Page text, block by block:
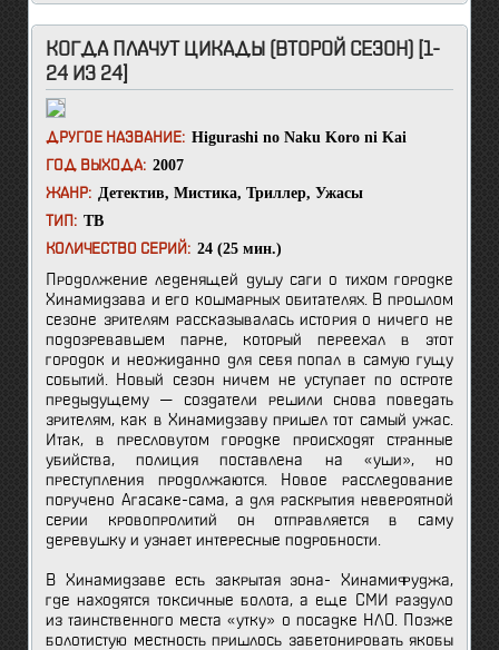
КОГДА ПЛАЧУТ ЦИКАДЫ (ВТОРОЙ СЕЗОН) [1-
24 ИЗ 24]
ДРУГОЕ НАЗВАНИЕ: Higurashi no Naku Koro ni Kai
ГОД ВЫХОДА: 2007
ЖАНР: Детектив, Мистика, Триллер, Ужасы
ТИП: ТВ
КОЛИЧЕСТВО СЕРИЙ: 24 (25 мин.)
Продолжение леденящей душу саги о тихом городке
Хинамидзава и его кошмарных обитателях. В прошлом
сезоне зрителям рассказывалась история о ничего не
подозревавшем парне, который переехал в этот
городок и неожиданно для себя попал в самую гущу
событий. Новый сезон ничем не уступает по остроте
предыдущему — создатели решили снова поведать
зрителям, как в Хинамидзаву пришел тот самый ужас.
Итак, в пресловутом городке происходят странные
убийства, полиция поставлена на «уши», но
преступления продолжаются. Новое расследование
поручено Агасаке-сама, а для раскрытия невероятной
серии кровопролитий он отправляется в саму
деревушку и узнает интересные подробности.
В Хинамидзаве есть закрытая зона- Хинамифуджа,
где находятся токсичные болота, а еще СМИ раздуло
из таинственного места «утку» о посадке НЛО. Позже
болотистую местность пришлось забетонировать якобы